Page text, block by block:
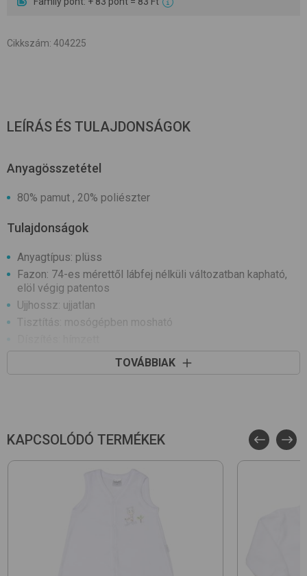
Cikkszám: 404225
LEÍRÁS ÉS TULAJDONSÁGOK
Anyagösszetétel
80% pamut , 20% poliészter
Tulajdonságok
Anyagtípus: plüss
Fazon: 74-es mérettől lábfej nélküli változatban kapható,
elöl végig patentos
Ujjhossz: ujjatlan
Tisztítás: mosógépben mosható
A termék nikkelmentes patenttal készül. A patent nem
tartalmaz nikkelt, ezért nem vált ki allergiás reakciót az
TOVÁBBIAK
KAPCSOLÓDÓ TERMÉKEK